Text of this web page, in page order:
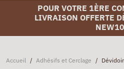
POUR VOTRE 1ÈRE
LIVRAISON OFFERTE
Accueil / Adhésifs et Cerclage /